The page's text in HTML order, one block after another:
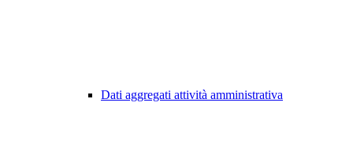
Dati aggregati attività amministrativa